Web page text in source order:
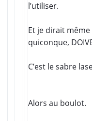
l’utiliser.
Et je dirait
quiconque,
C’est le sabre
Alors au boulot.